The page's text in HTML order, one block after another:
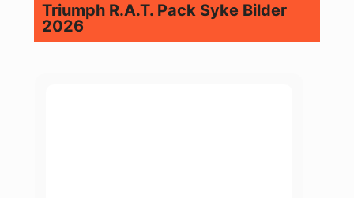
Triumph R.A.T. Pack Syke Bilder
2026